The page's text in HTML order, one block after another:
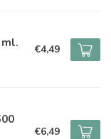
€4,49
€6,49